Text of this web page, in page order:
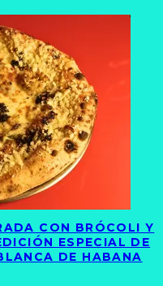
CON BRÓCOLI Y
ESPECIAL DE
DE HABANA